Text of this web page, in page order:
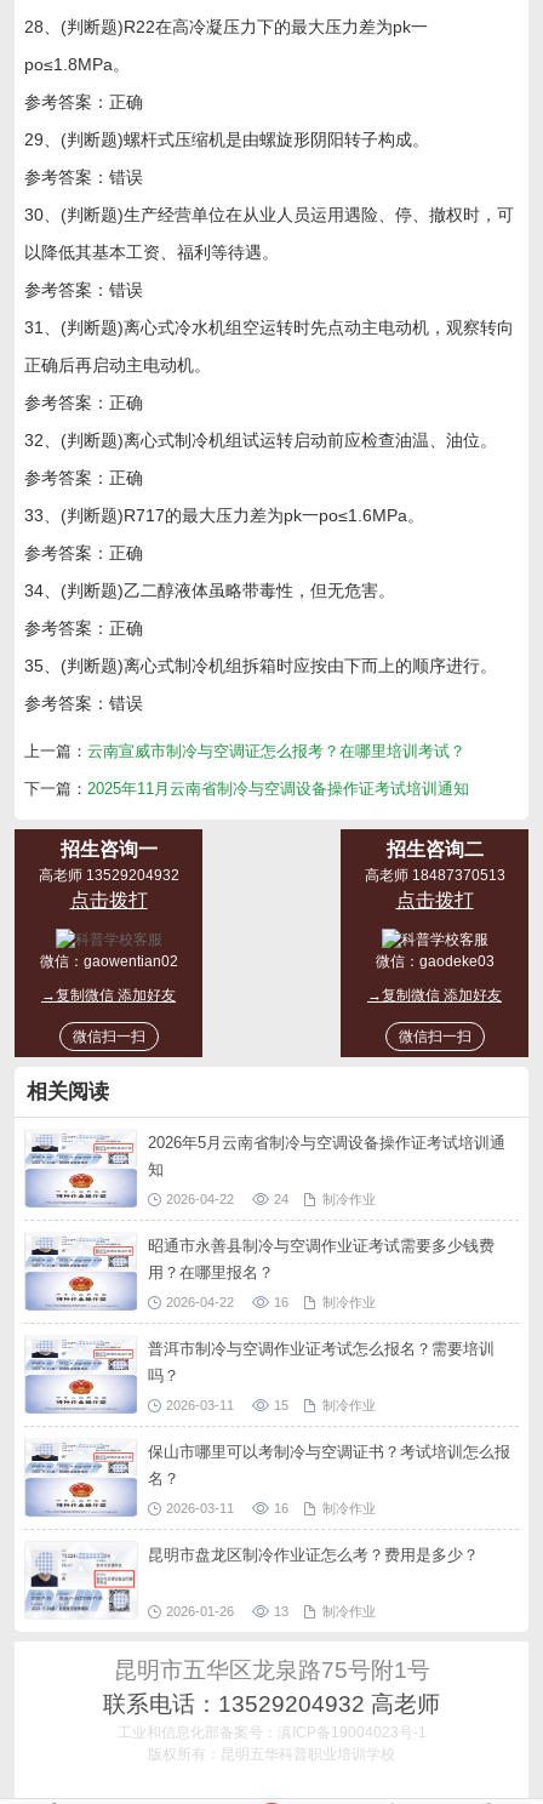
28、(判断题)R22在高冷凝压力下的最大压力差为pk一
po≤1.8MPa。
参考答案：正确
29、(判断题)螺杆式压缩机是由螺旋形阴阳转子构成。
参考答案：错误
30、(判断题)生产经营单位在从业人员运用遇险、停、撤权时，可
以降低其基本工资、福利等待遇。
参考答案：错误
31、(判断题)离心式冷水机组空运转时先点动主电动机，观察转向
正确后再启动主电动机。
参考答案：正确
32、(判断题)离心式制冷机组试运转启动前应检查油温、油位。
参考答案：正确
33、(判断题)R717的最大压力差为pk一po≤1.6MPa。
参考答案：正确
34、(判断题)乙二醇液体虽略带毒性，但无危害。
参考答案：正确
35、(判断题)离心式制冷机组拆箱时应按由下而上的顺序进行。
参考答案：错误
上一篇：云南宣威市制冷与空调证怎么报考？在哪里培训考试？
下一篇：2025年11月云南省制冷与空调设备操作证考试培训通知
招生咨询一
高老师 13529204932
点击拨打
微信： gaowentian02
→复制微信 添加好友
微信扫一扫
招生咨询二
高老师 18487370513
点击拨打
微信： gaodeke03
→复制微信 添加好友
微信扫一扫
相关阅读
2026年5月云南省制冷与空调设备操作证考试培训通
知
2026-04-22 24 制冷作业
昭通市永善县制冷与空调作业证考试需要多少钱费
用？在哪里报名？
2026-04-22 16 制冷作业
普洱市制冷与空调作业证考试怎么报名？需要培训
吗？
2026-03-11 15 制冷作业
保山市哪里可以考制冷与空调证书？考试培训怎么报
名？
2026-03-11 16 制冷作业
昆明市盘龙区制冷作业证怎么考？费用是多少？
2026-01-26 13 制冷作业
昆明市五华区龙泉路75号附1号
联系电话：13529204932 高老师
工业和信息化部备案号：滇ICP备19004023号-1
版权所有：昆明五华科普职业培训学校